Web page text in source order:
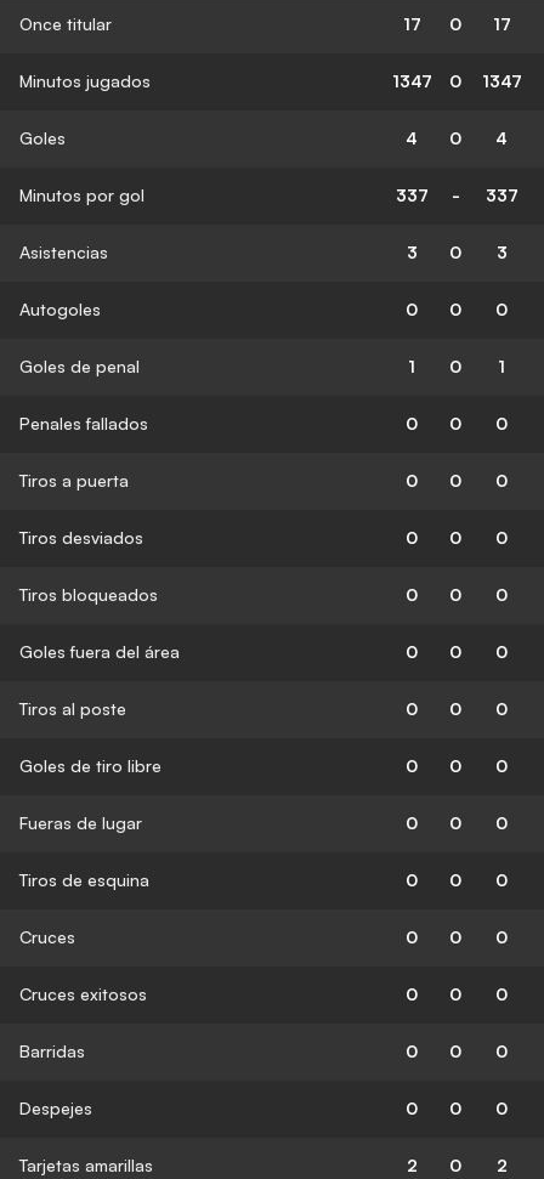
Once titular 17 0 17
Minutos jugados 1347 0 1347
Goles 4 0 4
Minutos por gol 337 - 337
Asistencias 3 0 3
Autogoles 0 0 0
Goles de penal 1 0 1
Penales fallados 0 0 0
Tiros a puerta 0 0 0
Tiros desviados 0 0 0
Tiros bloqueados 0 0 0
Goles fuera del área 0 0 0
Tiros al poste 0 0 0
Goles de tiro libre 0 0 0
Fueras de lugar 0 0 0
Tiros de esquina 0 0 0
Cruces 0 0 0
Cruces exitosos 0 0 0
Barridas 0 0 0
Despejes 0 0 0
Tarjetas amarillas 2 0 2